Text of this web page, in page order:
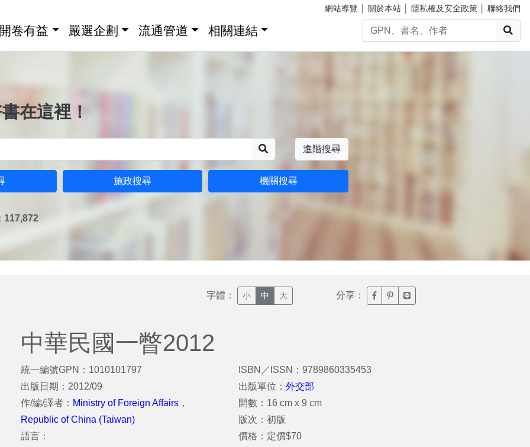
網站導覽 關於本站 隱私權及安全政策 聯絡我們
卷有益 嚴選企劃 流通管道 相關連結
在這裡！
進階搜尋
施政搜尋 機關搜尋
117,872
字體： 小 中 大 分享： 臉書分享(另開新視窗)
噗浪分享(另開新視窗)
Line分享(另開新視窗)
中華民國一瞥2012
統一編號GPN：1010101797
出版日期：2012/09
作/編/譯者： Ministry of Foreign Affairs ，
Republic of China (Taiwan)
語言：
ISBN／ISSN：9789860335453
出版單位：外交部
開數：16 cm x 9 cm
版次：初版
價格：定價$70